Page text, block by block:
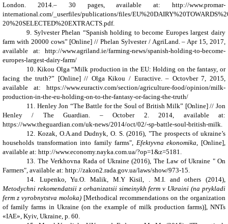
London. 2014.– 30 pages, available at: http://www.promar-
international.com/_userfiles/publications/files/
20%20SELECTED%20EXTRACTS.pdf.
9. Sylvester Phelan “Spanish holding to become Europes largest dairy
farm with 20000 cows” [Online] // Phelan Sylvester / AgriLand. – Apr 15, 2017,
available at: http://www.agriland.ie/farming-news/spanish-holding-to-become-
europes-largest-dairy-farm/
10. Kikou Olga “Milk production in the EU: Holding on the fantasy, or
facing the truth?” [Online] // Olga Kikou / Euractive. – Octovber 7, 2015,
available at: https://www.euractiv.com/section/agriculture-food/opinion/milk-
production-in-the-eu-holding-on-to-the-fantasy-or-facing-the-truth/
11. Henley Jon “The Battle for the Soul of British Milk” [Online] // Jon
Henley / The Guardian. – October 2. 2014, available at:
https://www.theguardian.com/uk-news/2014/oct/02/-sp-battle-soul-british-milk.
12. Kozak, O.A.and Dudnyk, O. S. (2016), "The prospects of ukraine’s
households transformation into family farms", Efektyvna ekonomika , [Online],
available at: http://www.economy.nayka.com.ua/?op=1&z=5181.
13. The Verkhovna Rada of Ukraine (2016), The Law of Ukraine " On
Farmers", available at: http://zakon2.rada.gov.ua/laws/show/973-15.
14. Lupenko, Yu.O. Malik, M.Y Kisil, . M.I. and others (2014),
Metodychni rekomendatsii z orhanizatsii simeinykh ferm v Ukraini (na prykladi
ferm z vyrobnytstva moloka) [Methodical recommendations on the organization
of family farms in Ukraine (on the example of milk production farms)], NNTs
«IAE», Kyiv, Ukraine, p. 60.